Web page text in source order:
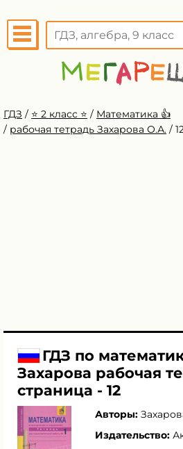
ГДЗ / ⭐️ 2 класс ⭐️ / Математика 👍
/ рабочая тетрадь Захарова О.А. /
ГДЗ по
Захарова рабочая
страница - 12
Авторы:
Издательство: